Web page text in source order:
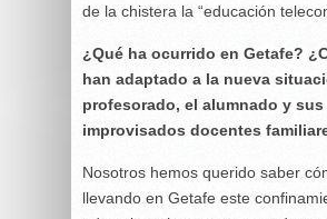
de la chistera la “educación
¿Qué ha ocurrido en Getafe?
han adaptado a la nueva
profesorado, el alumnado y sus
improvisados docentes
Nosotros hemos querido saber
llevando en Getafe este